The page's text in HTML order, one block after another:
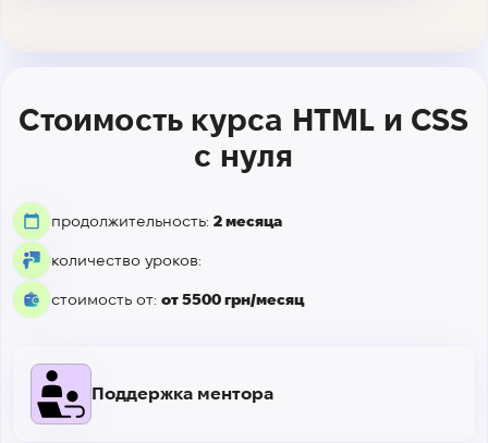
Стоимость курса HTML и CSS
с нуля
продолжительность: 2 месяца
количество уроков:
стоимость от: от 5500 грн/месяц
Поддержка ментора